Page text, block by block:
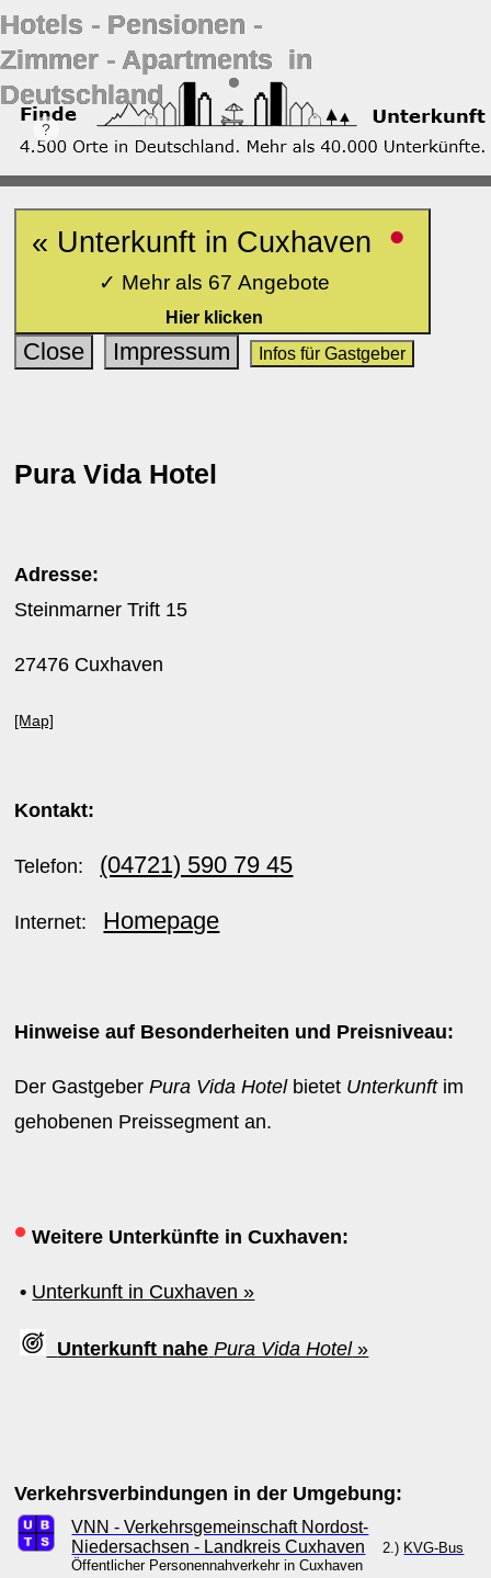
Hotels ‐ Pensionen ‐
Zimmer ‐ Apartments in
Deutschland
« Unterkunft in Cuxhaven •
✓ Mehr als 67 Angebote
Hier klicken
Close Impressum Infos für Gastgeber
Pura Vida Hotel
Adresse:
Steinmarner Trift 15
27476 Cuxhaven
[Map]
Kontakt:
Telefon: (04721) 590 79 45
Internet: Homepage
Hinweise auf Besonderheiten und Preisniveau:
Der GastgeberPura Vida Hotelbietet Unterkunftim
gehobenen Preissegment an.
• Weitere Unterkünfte in Cuxhaven:
• Unterkunft in Cuxhaven »
Unterkunft nahe Pura Vida Hotel»
Verkehrsverbindungen in der Umgebung:
VNN - Verkehrsgemeinschaft Nordost-
Niedersachsen - Landkreis Cuxhaven
2.) KVG-Bus
Öffentlicher Personennahverkehr in Cuxhaven